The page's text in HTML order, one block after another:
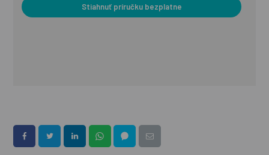
Stiahnuť príručku bezplatne